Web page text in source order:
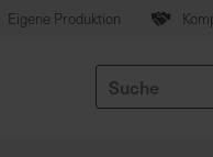
Eigene Produktion
Suche